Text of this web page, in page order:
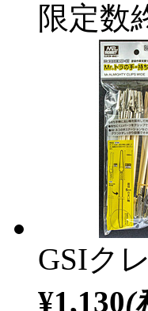
限定数
GSIク
¥1,130(